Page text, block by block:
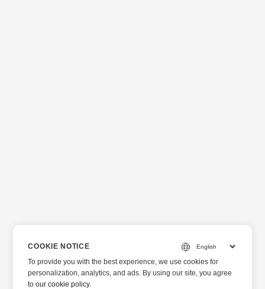
COOKIE NOTICE
To provide you with the best experience, we use cookies for
personalization, analytics, and ads. By using our site, you agree
toour cookie policy.